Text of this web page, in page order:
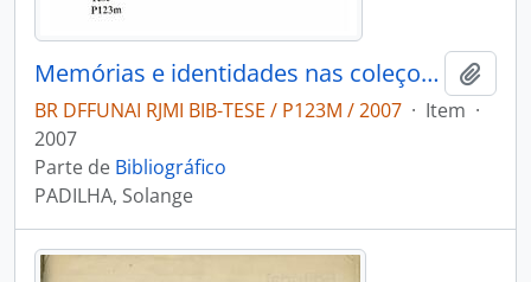
Memórias e identidades nas coleçoes irmãos Villas BOas e Irmãos Villas BOas & Pedro Lima no Museu do Índio - Rio de Janeiro
BR DFFUNAI RJMI BIB-TESE / P123M / 2007 · Item ·
2007
Parte de Bibliográfico
PADILHA, Solange